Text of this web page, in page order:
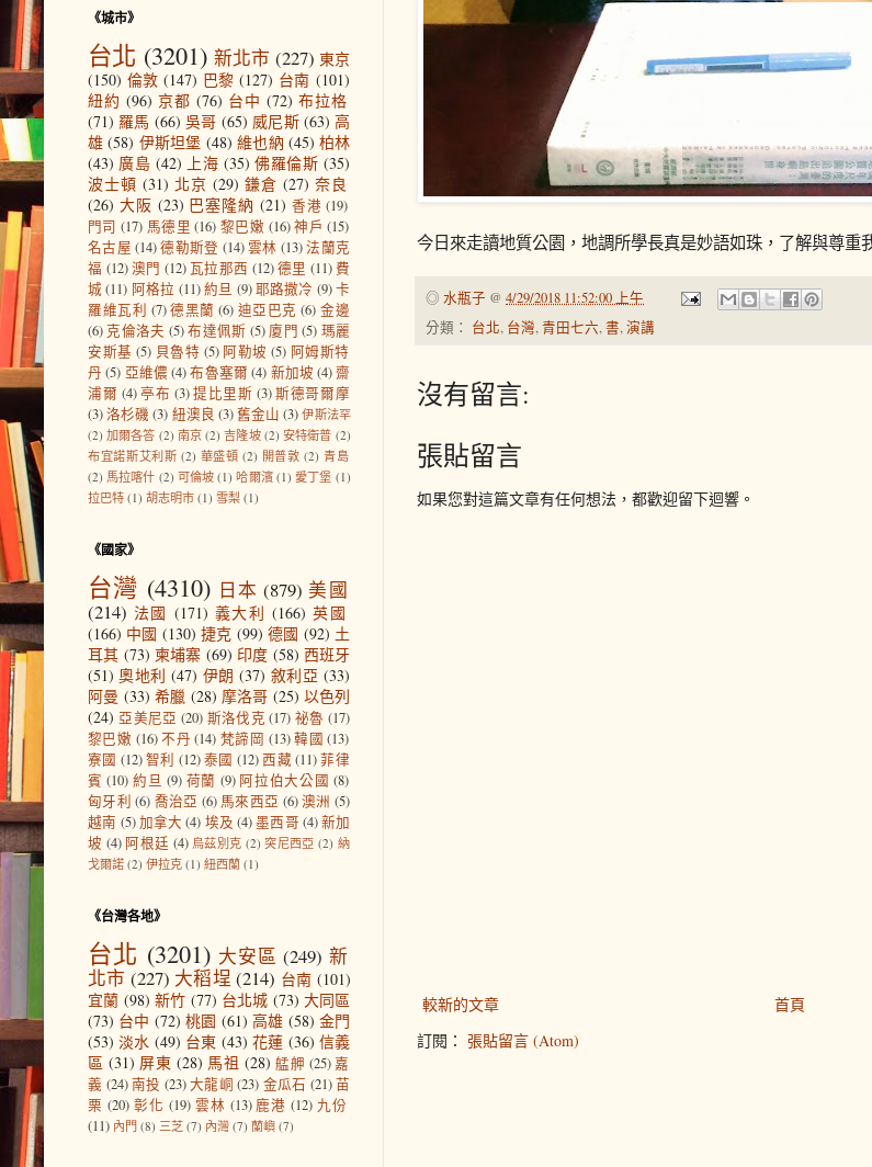
今日來走讀地質公園，地調所學長真是妙語如珠，了解與尊重
◎ 水瓶子 @ 4/29/2018 11:52:00 上午
分類： 台北, 台灣,青田七六,書,演講
沒有留言:
張貼留言
如果您對這篇文章有任何想法，都歡迎留下迴響。
較新的文章
首頁
訂閱： 張貼留言 (Atom)
《城市》
台北 (3201) 新北市 (227) 東京
(150) 倫敦 (147) 巴黎 (127) 台南 (101)
紐約 (96) 京都 (76) 台中 (72) 布拉格
(71) 羅馬 (66) 吳哥 (65) 威尼斯 (63) 高
雄 (58) 伊斯坦堡 (48) 維也納 (45) 柏林
(43) 廣島 (42) 上海 (35) 佛羅倫斯 (35)
波士頓 (31) 北京 (29) 鎌倉 (27) 奈良
(26) 大阪 (23) 巴塞隆納 (21) 香港 (19)
門司 (17) 馬德里 (16) 黎巴嫩 (16) 神戶 (15)
名古屋 (14) 德勒斯登 (14)雲林 (13)法蘭克
福 (12) 澳門 (12)瓦拉那西 (12) 德里 (11) 費
城 (11) 阿格拉 (11)約旦 (9) 耶路撒冷 (9)卡
羅維瓦利 (7) 德黑蘭 (6) 迪亞巴克 (6) 金邊
(6) 克倫洛夫 (5)布達佩斯 (5) 廈門 (5) 瑪麗
安斯基 (5) 貝魯特 (5) 阿勒坡 (5) 阿姆斯特
丹 (5) 亞維儂 (4) 布魯塞爾 (4) 新加坡 (4) 齋
浦爾 (4) 亭布 (3) 提比里斯 (3) 斯德哥爾摩
(3)洛杉磯 (3) 紐澳良 (3)舊金山 (3) 伊斯法罕
(2) 加爾各答 (2) 南京 (2) 吉隆坡 (2) 安特衛普 (2)
布宜諾斯艾利斯 (2) 華盛頓 (2) 開普敦 (2) 青島
(2) 馬拉喀什 (2) 可倫坡 (1) 哈爾濱 (1) 愛丁堡 (1)
拉巴特 (1) 胡志明市 (1) 雪梨 (1)
《國家》
台灣 (4310) 日本 (879) 美國
(214) 法國 (171) 義大利 (166) 英國
(166) 中國 (130) 捷克 (99) 德國 (92) 土
耳其 (73) 柬埔寨 (69) 印度 (58) 西班牙
(51) 奧地利 (47) 伊朗 (37) 敘利亞 (33)
阿曼 (33) 希臘 (28) 摩洛哥 (25) 以色列
(24) 亞美尼亞 (20) 斯洛伐克 (17) 祕魯 (17)
黎巴嫩 (16) 不丹 (14) 梵諦岡 (13) 韓國 (13)
寮國 (12)智利 (12)泰國 (12)西藏 (11) 菲律
賓 (10) 約旦 (9) 荷蘭 (9) 阿拉伯大公國 (8)
匈牙利 (6) 喬治亞 (6) 馬來西亞 (6)澳洲 (5)
越南 (5) 加拿大 (4) 埃及 (4)墨西哥 (4)新加
坡 (4) 阿根廷 (4) 烏茲別克 (2) 突尼西亞 (2) 納
戈爾諾 (2) 伊拉克 (1) 紐西蘭 (1)
《台灣各地》
台北 (3201) 大安區 (249) 新
北市 (227) 大稻埕 (214) 台南 (101)
宜蘭 (98) 新竹 (77) 台北城 (73) 大同區
(73) 台中 (72) 桃園 (61) 高雄 (58) 金門
(53) 淡水 (49) 台東 (43) 花蓮 (36) 信義
區 (31) 屏東 (28) 馬祖 (28) 艋舺 (25) 嘉
義 (24) 南投 (23)大龍峒 (23) 金瓜石 (21)苗
栗 (20) 彰化 (19) 雲林 (13) 鹿港 (12) 九份
(11) 內門 (8) 三芝 (7) 內灣 (7) 蘭嶼 (7)